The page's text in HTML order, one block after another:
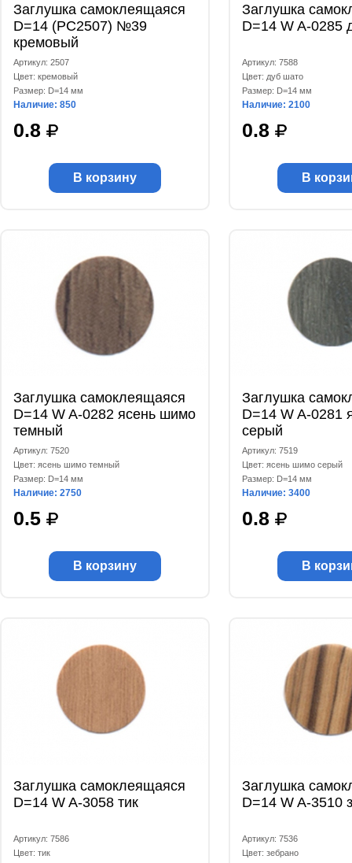
Заглушка самоклеящаяся
D=14 (РС2507) №39
кремовый
Артикул: 2507
Цвет: кремовый
Размер: D=14 мм
Наличие: 850
0.8
В корзину
Заглушка
D=14 W A-0285
Артикул: 7588
Цвет: дуб шато
Размер: D=14 мм
Наличие: 2100
0.8
В
Заглушка самоклеящаяся
D=14 W A-0282 ясень шимо
темный
Артикул: 7520
Цвет: ясень шимо темный
Размер: D=14 мм
Наличие: 2750
0.5
В корзину
Заглушка
D=14 W A-0281
серый
Артикул: 7519
Цвет: ясень шимо серый
Размер: D=14 мм
Наличие: 3400
0.8
В
Заглушка самоклеящаяся
D=14 W A-3058 тик
Артикул: 7586
Цвет: тик
Заглушка
D=14 W A-3510
Артикул: 7536
Цвет: зебрано